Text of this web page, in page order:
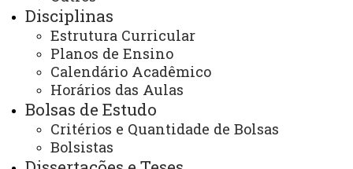
Disciplinas
Estrutura Curricular
Planos de Ensino
Calendário Acadêmico
Horários das Aulas
Bolsas de Estudo
Critérios e Quantidade de Bolsas
Bolsistas
Clique na imagem
para visualizar o PDF
da Aplicação